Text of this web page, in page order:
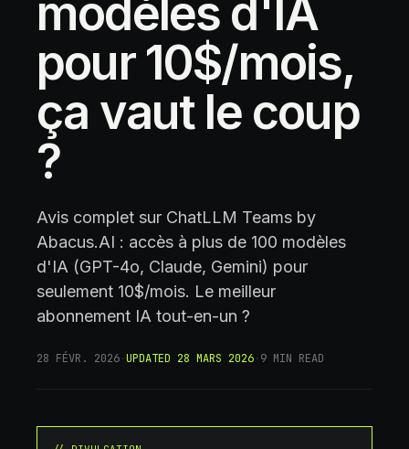
modèles d'IA
pour 10$/mois,
ça vaut le coup
?
Avis complet sur ChatLLM Teams by
Abacus.AI : accès à plus de 100 modèles
d'IA (GPT-4o, Claude, Gemini) pour
seulement 10$/mois. Le meilleur
abonnement IA tout-en-un ?
28 FÉVR. 2026·UPDATED 28 MARS 2026·9 MIN READ